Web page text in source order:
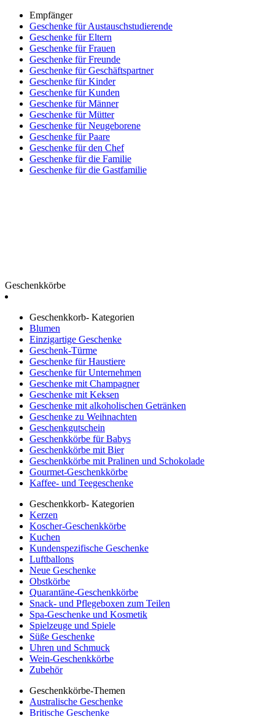
Empfänger
Geschenke für Austauschstudierende
Geschenke für Eltern
Geschenke für Frauen
Geschenke für Freunde
Geschenke für Geschäftspartner
Geschenke für Kinder
Geschenke für Kunden
Geschenke für Männer
Geschenke für Mütter
Geschenke für Neugeborene
Geschenke für Paare
Geschenke für den Chef
Geschenke für die Familie
Geschenke für die Gastfamilie
Geschenkkörbe
Geschenkkorb- Kategorien
Blumen
Einzigartige Geschenke
Geschenk-Türme
Geschenke für Haustiere
Geschenke für Unternehmen
Geschenke mit Champagner
Geschenke mit Keksen
Geschenke mit alkoholischen Getränken
Geschenke zu Weihnachten
Geschenkgutschein
Geschenkkörbe für Babys
Geschenkkörbe mit Bier
Geschenkkörbe mit Pralinen und Schokolade
Gourmet-Geschenkkörbe
Kaffee- und Teegeschenke
Geschenkkorb- Kategorien
Kerzen
Koscher-Geschenkkörbe
Kuchen
Kundenspezifische Geschenke
Luftballons
Neue Geschenke
Obstkörbe
Quarantäne-Geschenkkörbe
Snack- und Pflegeboxen zum Teilen
Spa-Geschenke und Kosmetik
Spielzeuge und Spiele
Süße Geschenke
Uhren und Schmuck
Wein-Geschenkkörbe
Zubehör
Geschenkkörbe-Themen
Australische Geschenke
Britische Geschenke